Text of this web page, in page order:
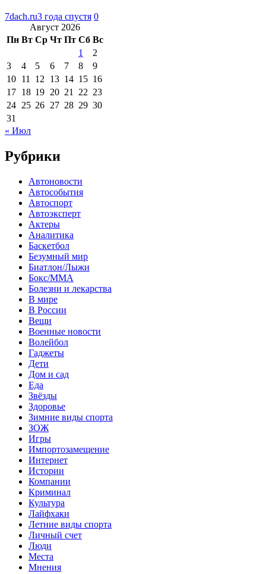
7dach.ru3 года спустя 0
Август 2026
Пн Вт Ср Чт Пт Сб Вс
1
2
3
4 5 6 7 8
9
10 11 12 13 14 15 16
17 18 19 20 21 22 23
24 25 26 27 28 29 30
31
« Июл
Рубрики
Автоновости
Автособытия
Автоспорт
Автоэксперт
Актеры
Аналитика
Баскетбол
Безумный мир
Биатлон/Лыжи
Бокс/MMA
Болезни и лекарства
В мире
В России
Вещи
Военные новости
Волейбол
Гаджеты
Дети
Дом и сад
Еда
Звёзды
Здоровье
Зимние виды спорта
ЗОЖ
Игры
Импортозамещение
Интернет
Истории
Компании
Криминал
Культура
Лайфхаки
Летние виды спорта
Личный счет
Люди
Места
Мнения